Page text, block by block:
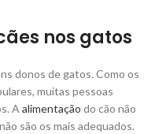
nos gatos
donos de gatos. Como os
muitas pessoas
Aalimentação do cão não
são os mais adequados.